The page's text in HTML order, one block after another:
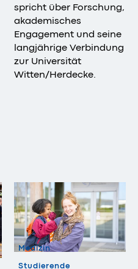
spricht über Forschung,
akademisches
Engagement und seine
langjährige Verbindung
zur Universität
Witten/Herdecke.
Medizin
Studierende